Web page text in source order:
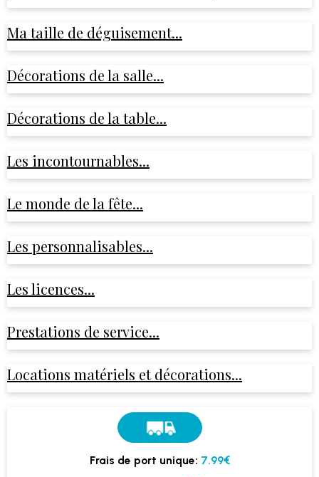
Ma taille de déguisement...
Décorations de la salle...
Décorations de la table...
Les incontournables...
Le monde de la fête...
Les personnalisables...
Les licences...
Prestations de service...
Locations matériels et décorations...
Frais de port unique: 7.99€